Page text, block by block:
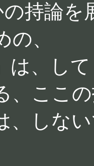
持論を
、
は、し
、ここ
、しな